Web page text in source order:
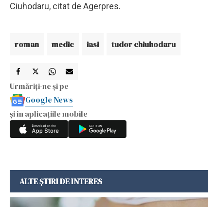
Ciuhodaru, citat de Agerpres.
roman medic iasi tudor chiuhodaru
Urmăriți-ne și pe
Google News
și în aplicațiile mobile
ALTE ȘTIRI DE INTERES